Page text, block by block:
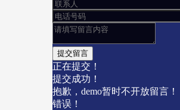
正在提交！
提交成功！
抱歉，demo暂时不开放留言！
错误！